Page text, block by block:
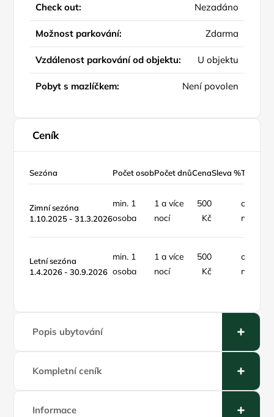
Check out: Nezadáno
Možnost parkování: Zdarma
Vzdálenost parkování od objektu: U objektu
Pobyt s mazlíčkem: Není povolen
Ceník
Sezóna Počet osobPočet dnůCenaSleva %Typ ceny
Zimní sezóna
1.10.2025 - 31.3.2026
min. 1
osoba
1 a více
nocí
500
Kč
osoba /
noc
Letní sezóna
1.4.2026 - 30.9.2026
min. 1
osoba
1 a více
nocí
500
Kč
osoba /
noc
Popis ubytování
Kompletní ceník
Informace